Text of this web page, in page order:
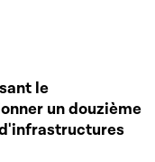
le
un douzième